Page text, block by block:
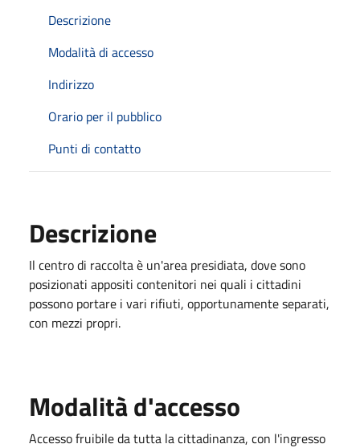
Descrizione
Modalità di accesso
Indirizzo
Orario per il pubblico
Punti di contatto
Descrizione
Il centro di raccolta è un'area presidiata, dove sono
posizionati appositi contenitori nei quali i cittadini
possono portare i vari rifiuti, opportunamente separati,
con mezzi propri.
Modalità d'accesso
Accesso fruibile da tutta la cittadinanza, con l'ingresso